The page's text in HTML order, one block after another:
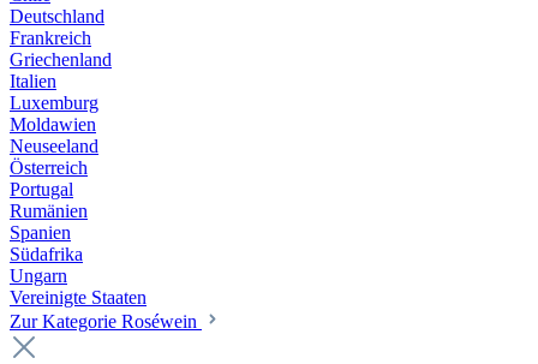
Deutschland
Frankreich
Griechenland
Italien
Luxemburg
Moldawien
Neuseeland
Österreich
Portugal
Rumänien
Spanien
Südafrika
Ungarn
Vereinigte Staaten
Zur Kategorie Roséwein